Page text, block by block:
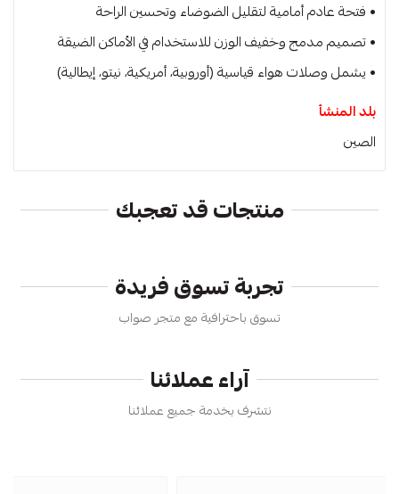
• فتحة عادم أمامية لتقليل الضوضاء وتحسين الراحة
• تصميم مدمج وخفيف الوزن للاستخدام في الأماكن الضيقة
• يشمل وصلات هواء قياسية (أوروبية، أمريكية، نيتو، إيطالية)
بلد المنشأ
الصين
منتجات قد تعجبك
تجربة تسوق فريدة
تسوق باحترافية مع متجر صواب
آراء عملائنا
نتشرف بخدمة جميع عملائنا